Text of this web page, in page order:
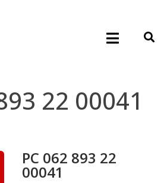
22 00041
PC 062 893 22
00041